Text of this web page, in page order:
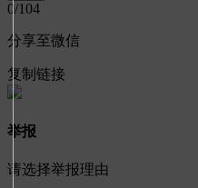
0/104
分享至微信
复制链接
举报
请选择举报理由